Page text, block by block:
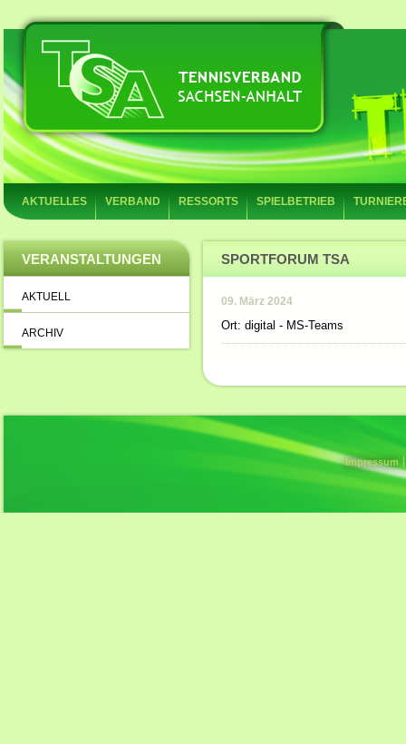
AKTUELLES VERBAND RESSORTS SPIELBETRIEB
VERANSTALTUNGEN
AKTUELL
ARCHIV
SPORTFORUM TSA
09. März 2024
Ort: digital - MS-Teams
Impressum